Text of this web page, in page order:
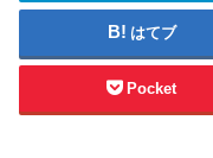
はてブ
Pocket